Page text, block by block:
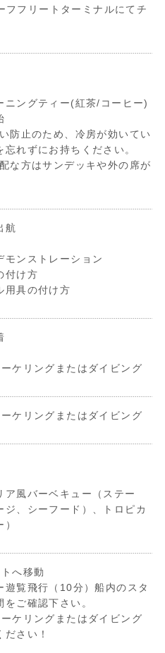
フフリートターミナルにてチ
ニングティー(紅茶/コーヒー)
防止のため、冷房が効いてい
忘れずにお持ちください。
な方はサンデッキや外の席が
航
モンストレーション
付け方
用具の付け方
ケリングまたはダイビング
ケリングまたはダイビング
ア風バーベキュー（ステー
ジ、シーフード）、トロピカ
へ移動
遊覧飛行（10分）船内のスタ
をご確認下さい。
ケリングまたはダイビング
さい！